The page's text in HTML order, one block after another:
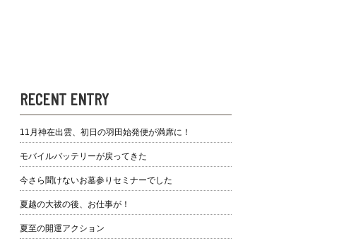
RECENT ENTRY
11月神在出雲、初日の羽田始発便が満席に！
モバイルバッテリーが戻ってきた
今さら聞けないお墓参りセミナーでした
夏越の大祓の後、お仕事が！
夏至の開運アクション